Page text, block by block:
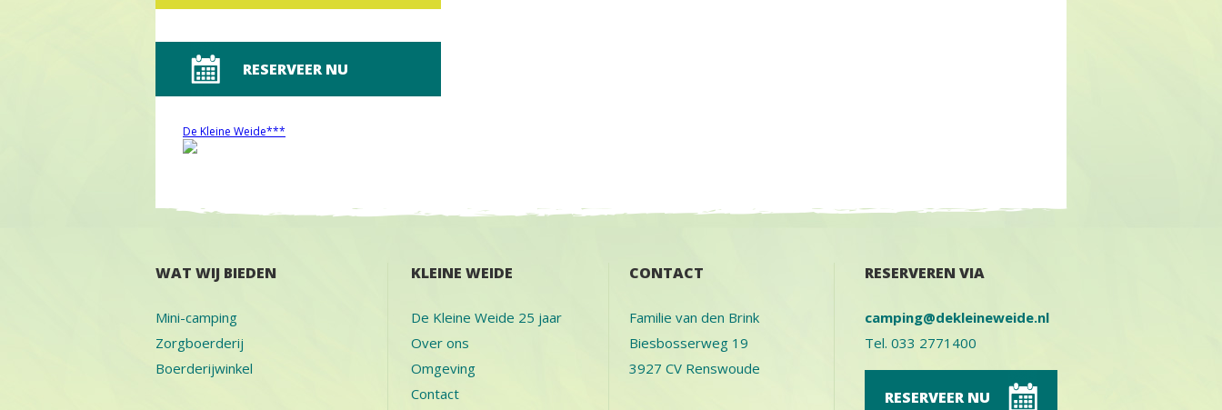
RESERVEER NU
De Kleine Weide***
WAT WIJ BIEDEN
Mini-camping
Zorgboerderij
Boerderijwinkel
KLEINE WEIDE
De Kleine Weide 25 jaar
Over ons
Omgeving
Contact
CONTACT
Familie van den Brink
Biesbosserweg 19
3927 CV Renswoude
RESERVEREN VIA
camping@dekleineweide.nl
Tel. 033 2771400
RESERVEER NU